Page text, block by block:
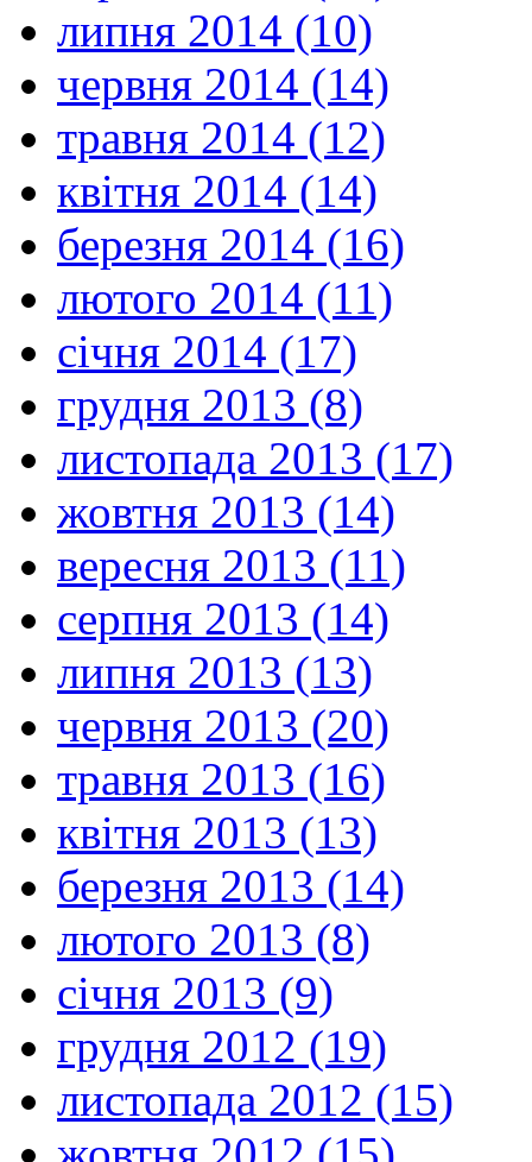
липня 2014 (10)
червня 2014 (14)
травня 2014 (12)
квітня 2014 (14)
березня 2014 (16)
лютого 2014 (11)
січня 2014 (17)
грудня 2013 (8)
листопада 2013 (17)
жовтня 2013 (14)
вересня 2013 (11)
серпня 2013 (14)
липня 2013 (13)
червня 2013 (20)
травня 2013 (16)
квітня 2013 (13)
березня 2013 (14)
лютого 2013 (8)
січня 2013 (9)
грудня 2012 (19)
листопада 2012 (15)